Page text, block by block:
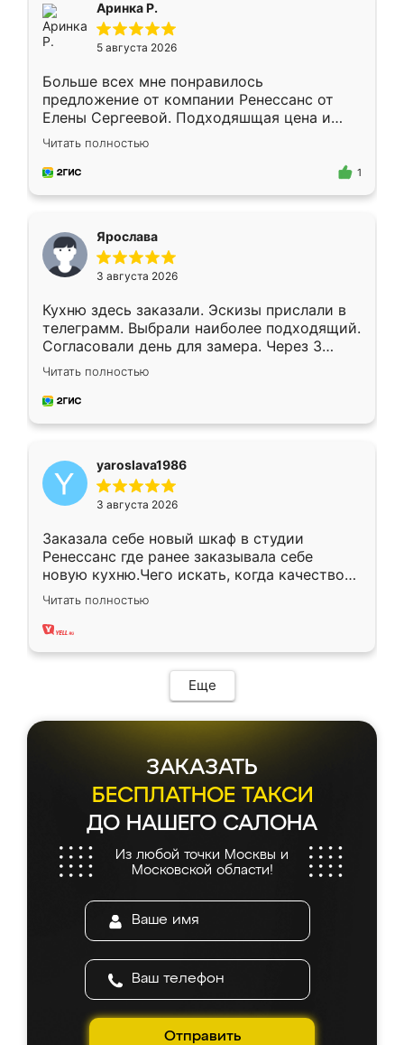
Аринка Р.
5 августа 2026
Больше всех мне понравилось
предложение от компании Ренессанс от
Елены Сергеевой. Подходяшщая цена и
короткие сроки изготовления. Приехавший
для замера сотрудник Владислав
предложил по моему эскизу самый
Читать полностью
1
Ярослава
3 августа 2026
Кухню здесь заказали. Эскизы прислали в
телеграмм. Выбрали наиболее подходящий.
Согласовали день для замера. Через 3
недели кухня была уже готова. Остались
довольны работой. Спасибо Ренессанс
мебель за качественную работу!
Читать полностью
yaroslava1986
3 августа 2026
Заказала себе новый шкаф в студии
Ренессанс где ранее заказывала себе
новую кухню.Чего искать, когда качеством
вполне довольна. Служит кухня уже почти
два года, нареканий нет.
Читать полностью
Еще
ЗАКАЗАТЬ
БЕСПЛАТНОЕ ТАКСИ
ДО НАШЕГО САЛОНА
Из любой точки Москвы и
Московской области!
Отправить